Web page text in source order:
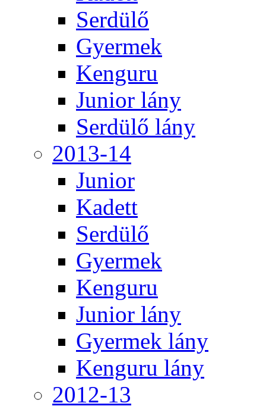
Serdülő
Gyermek
Kenguru
Junior lány
Serdülő lány
2013-14
Junior
Kadett
Serdülő
Gyermek
Kenguru
Junior lány
Gyermek lány
Kenguru lány
2012-13